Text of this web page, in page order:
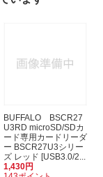
BUFFALO BSCR27
U3RD microSD/SDカ
ード専用カードリーダ
ー BSCR27U3シリー
ズ レッド [USB3.0/2...
1,430円